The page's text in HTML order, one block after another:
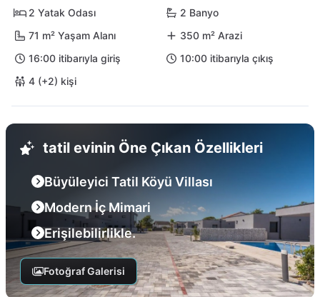
2 Yatak Odası
2 Banyo
71 m² Yaşam Alanı
350 m² Arazi
16:00 itibarıyla giriş
10:00 itibarıyla çıkış
4 (+2) kişi
tatil evinin Öne Çıkan Özellikleri
Büyüleyici Tatil Köyü Villası
Modern İç Mimari
Erişilebilirlikle.
Fotoğraf Galerisi